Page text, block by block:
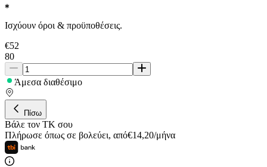
Ισχύουν όροι & προϋποθέσεις.
€52
80
Άμεσα διαθέσιμο
Πίσω
Βάλε τον ΤΚ σου
Πλήρωσε όπως σε βολεύει, από€14,20/μήνα